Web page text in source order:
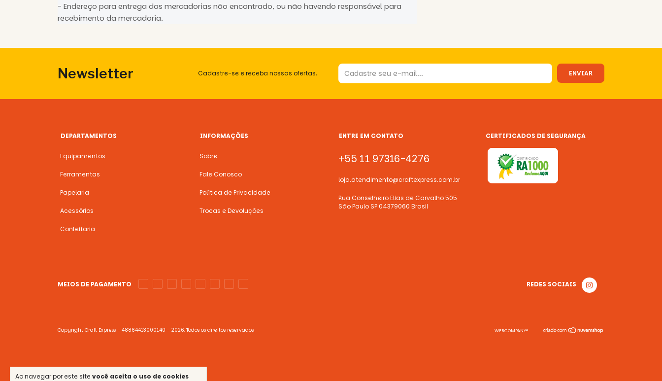
Ao navegar por este site você aceita o uso de cookies
- Endereço para entrega das mercadorias não encontrado, ou não havendo responsável para
recebimento da mercadoria.
Newsletter Cadastre-se e receba nossas ofertas.
DEPARTAMENTOS
Equipamentos
Ferramentas
Papelaria
Acessórios
Confeitaria
INFORMAÇÕES
Sobre
Fale Conosco
Política de Privacidade
Trocas e Devoluções
ENTRE EM CONTATO
+55 11 97316-4276
loja.atendimento@craftexpress.com.br
Rua Conselheiro Elias de Carvalho 505
São Paulo SP 04379060 Brasil
CERTIFICADOS DE SEGURANÇA
MEIOS DE PAGAMENTO REDES SOCIAIS
Copyright Craft Express - 48864413000140 - 2026. Todos os direitos reservados. WEBCOMPANY®